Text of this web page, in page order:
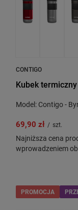
CONTIGO
Kubek
Model: Contigo -
69,90 zł / szt.
Najniższa cena
wprowadzeniem
PROMOCJA